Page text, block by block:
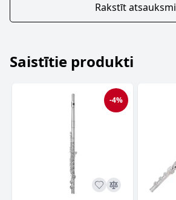
Rakstīt atsauksmi
Saistītie produkti
-4%